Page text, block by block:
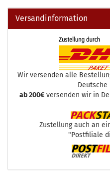
Versandinformation
Wir versenden alle
Deutsche
ab 200€ versenden wir in
Zustellung auch an
"Postfiliale